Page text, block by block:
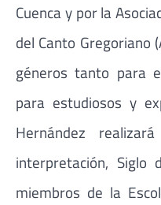
Cuenca y por la
del Canto Gregoriano
géneros tanto para
para estudiosos y
Hernández
interpretación, Siglo
miembros de la